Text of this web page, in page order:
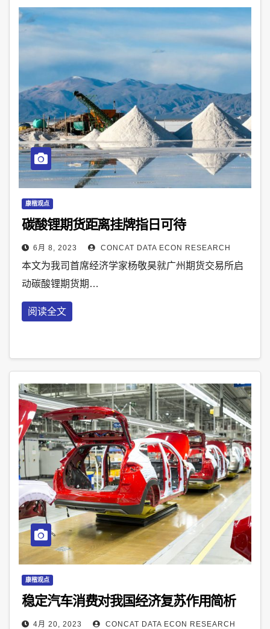
康楷观点
碳酸锂期货距离挂牌指日可待
6月 8, 2023 CONCAT DATA ECON RESEARCH
本文为我司首席经济学家杨敬昊就广州期货交易所启
动碳酸锂期货期…
阅读全文
康楷观点
稳定汽车消费对我国经济复苏作用简析
4月 20, 2023 CONCAT DATA ECON RESEARCH